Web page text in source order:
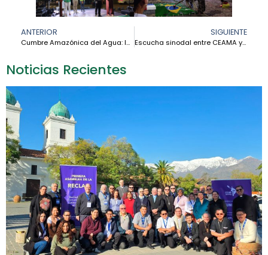
Noticias Recientes
ANTERIOR
Cumbre Amazónica del Agua: la Iglesia y los pueblos se unen por el derecho sagrado al agua
SIGUIENTE
Escucha sinodal entre CEAMA y los pueblos indígenas en Manaos